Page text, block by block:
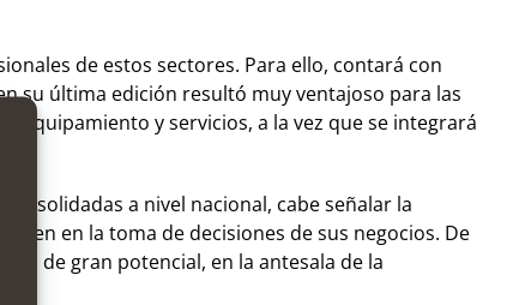
de estos sectores. Para ello, contará con
su última edición resultó muy ventajoso para las
equipamiento y servicios, a la vez que se integrará
a nivel nacional, cabe señalar la
en la toma de decisiones de sus negocios. De
de gran potencial, en la antesala de la